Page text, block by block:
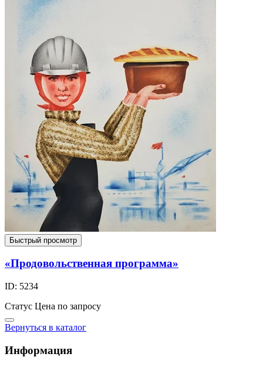
Быстрый просмотр
«Продовольственная программа»
ID: 5234
Статус Цена по запросу
Вернуться в каталог
Информация